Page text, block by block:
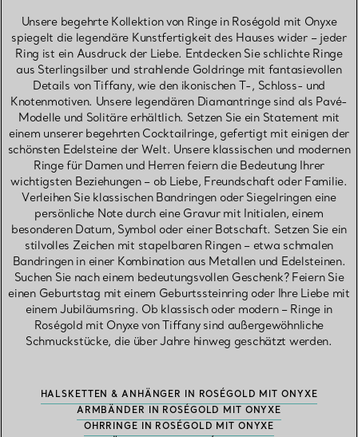
Unsere begehrte Kollektion von Ringe in Roségold mit Onyxe
spiegelt die legendäre Kunstfertigkeit des Hauses wider – jeder
Ring ist ein Ausdruck der Liebe. Entdecken Sie schlichte Ringe
aus Sterlingsilber und strahlende Goldringe mit fantasievollen
Details von Tiffany, wie den ikonischen T-, Schloss- und
Knotenmotiven. Unsere legendären Diamantringe sind als Pavé-
Modelle und Solitäre erhältlich. Setzen Sie ein Statement mit
einem unserer begehrten Cocktailringe, gefertigt mit einigen der
schönsten Edelsteine der Welt. Unsere klassischen und modernen
Ringe für Damen und Herren feiern die Bedeutung Ihrer
wichtigsten Beziehungen – ob Liebe, Freundschaft oder Familie.
Verleihen Sie klassischen Bandringen oder Siegelringen eine
persönliche Note durch eine Gravur mit Initialen, einem
besonderen Datum, Symbol oder einer Botschaft. Setzen Sie ein
stilvolles Zeichen mit stapelbaren Ringen – etwa schmalen
Bandringen in einer Kombination aus Metallen und Edelsteinen.
Suchen Sie nach einem bedeutungsvollen Geschenk? Feiern Sie
einen Geburtstag mit einem Geburtssteinring oder Ihre Liebe mit
einem Jubiläumsring. Ob klassisch oder modern – Ringe in
Roségold mit Onyxe von Tiffany sind außergewöhnliche
Schmuckstücke, die über Jahre hinweg geschätzt werden.
HALSKETTEN & ANHÄNGER IN ROSÉGOLD MIT ONYXE
ARMBÄNDER IN ROSÉGOLD MIT ONYXE
OHRRINGE IN ROSÉGOLD MIT ONYXE